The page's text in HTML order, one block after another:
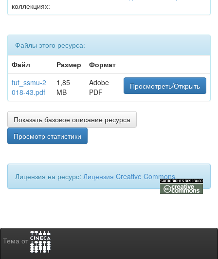
коллекциях:
Файлы этого ресурса:
Файл
Размер
Формат
tut_ssmu-2
018-43.pdf
1,85
MB
Adobe
PDF
Просмотреть/Открыть
Показать базовое описание ресурса
Просмотр статистики
Лицензия на ресурс: Лицензия Creative Commons
Тема от